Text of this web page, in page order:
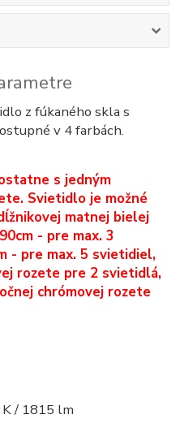
z fúkaného skla s
v 4 farbách.
s jedným
Svietidlo je možné
matnej bielej
- pre max. 3
- pre max. 5 svietidiel,
rozete pre 2 svietidlá,
chrómovej rozete
/ 1815 lm